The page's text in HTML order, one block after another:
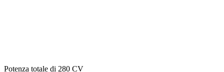
Potenza totale di 280 CV